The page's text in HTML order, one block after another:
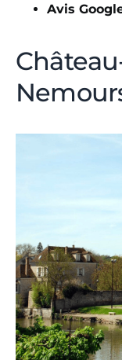
Avis